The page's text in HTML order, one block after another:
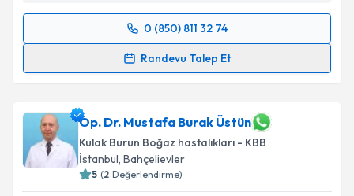
0 (850) 811 32 74
Randevu Talep Et
Randevu Takvimi Talebi
almanız için bir takvim hazırlandığında e-posta ile
bilgilendireceğiz.
E-posta Adresiniz
Op. Dr. Mustafa Burak Üstün
Kulak Burun Boğaz hastalıkları - KBB
İstanbul, Bahçelievler
5 (2 Değerlendirme)